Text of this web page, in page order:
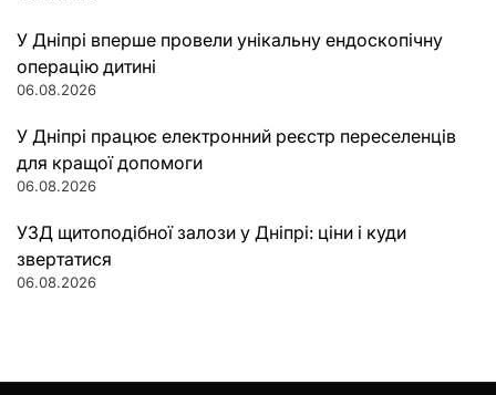
У Дніпрі вперше провели унікальну ендоскопічну
операцію дитині
06.08.2026
У Дніпрі працює електронний реєстр переселенців
для кращої допомоги
06.08.2026
УЗД щитоподібної залози у Дніпрі: ціни і куди
звертатися
06.08.2026